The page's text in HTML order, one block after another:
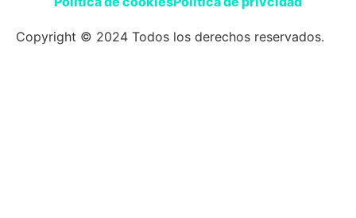
Copyright © 2024 Todos los derechos reservados.